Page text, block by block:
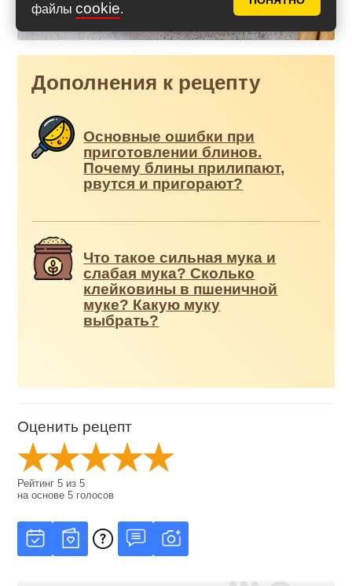
файлы cookie.
Дополнения к рецепту
Основные ошибки при
приготовлении блинов.
Почему блины прилипают,
рвутся и пригорают?
Что такое сильная мука и
слабая мука? Сколько
клейковины в пшеничной
муке? Какую муку
выбрать?
Оценить рецепт
Рейтинг5 из5
на основе5 голосов